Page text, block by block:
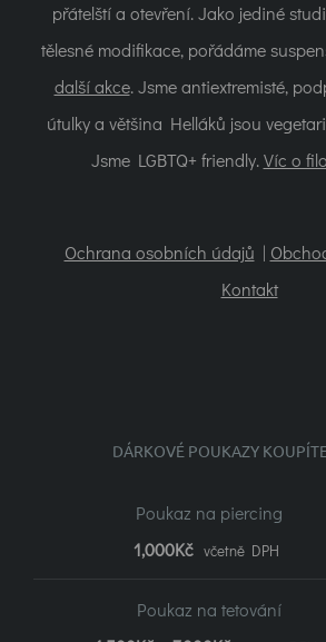
přátelští a otevření. Jako jediné
tělesné modifikace, pořádáme
další akce. Jsme antiextremisté,
útulky a většina Helláků jsou
Jsme LGBTQ+ friendly.Víc o
Ochrana osobních údajů |
Kontakt
DÁRKOVÉ POUKAZY
Poukaz na piercing
1,000Kč včetně DPH
Poukaz na tetování